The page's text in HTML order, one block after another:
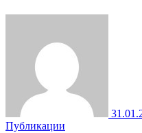
Публикации